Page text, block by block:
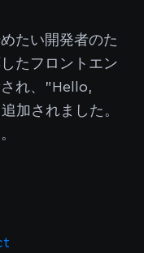
たい開発者のた
たフロントエン
され、"Hello,
加されました。